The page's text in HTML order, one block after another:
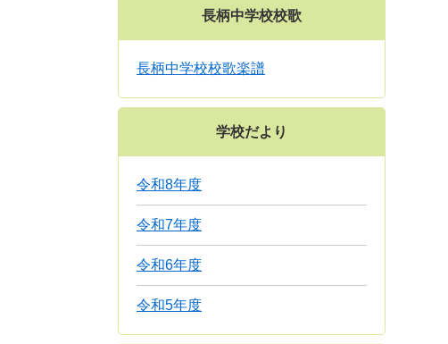
長柄中学校校歌
長柄中学校校歌楽譜
学校だより
令和8年度
令和7年度
令和6年度
令和5年度